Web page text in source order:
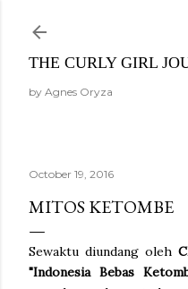
THE CURLY GIRL
by Agnes Oryza
October 19, 2016
MITOS KETOMBE
Sewaktu diundang oleh
"Indonesia Bebas